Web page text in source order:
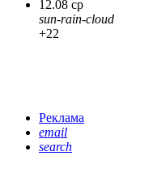
12.08 ср
sun-rain-cloud
+22
Реклама
email
search